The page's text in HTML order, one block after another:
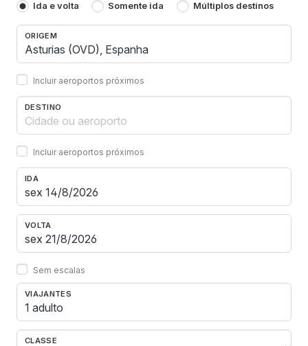
Ida e volta Somente ida Múltiplos destinos
ORIGEM
Incluir aeroportos próximos
DESTINO
Incluir aeroportos próximos
IDA
VOLTA
Sem escalas
VIAJANTES
1 adulto
CLASSE